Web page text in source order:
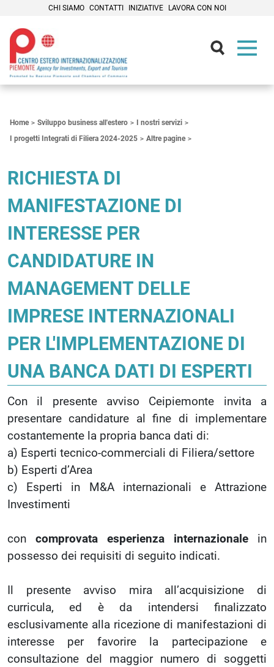
CHI SIAMO CONTATTI INIZIATIVE LAVORA CON NOI
Home Sviluppo business all'estero
I nostri servizi
I progetti Integrati di Filiera 2024-2025
Altre pagine
RICHIESTA DI
MANIFESTAZIONE DI
INTERESSE PER
CANDIDATURE IN
MANAGEMENT DELLE
IMPRESE INTERNAZIONALI
PER L'IMPLEMENTAZIONE DI
UNA BANCA DATI DI ESPERTI
Con il presente avviso Ceipiemonte invita a
presentare candidature al fine di implementare
costantemente la propria banca dati di:
a) Esperti tecnico-commerciali di Filiera/settore
b) Esperti d’Area
c) Esperti in M&A internazionali e Attrazione
Investimenti
con comprovata esperienza internazionale in
possesso dei requisiti di seguito indicati.
Il presente avviso mira all’acquisizione di
curricula, ed è da intendersi finalizzato
esclusivamente alla ricezione di manifestazioni di
interesse per favorire la partecipazione e
consultazione del maggior numero di soggetti